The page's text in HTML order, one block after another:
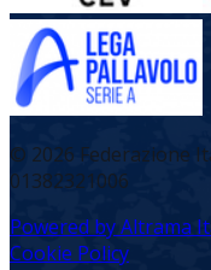
© 2026 Federazione
01382321006
Powered by Altrama
Cookie Policy